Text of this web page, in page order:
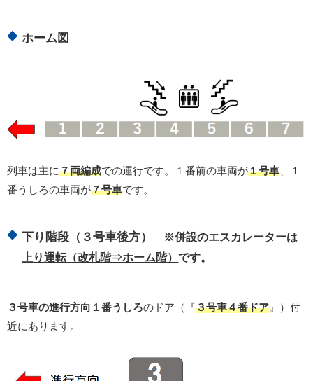
ホーム図
列車は主に７両編成での運行です。１番前の車両が１号車 、１
番うしろの車両が７号車です。
下り階段（３号車後方）
※併設のエスカレーターは
上り運転（改札階⇒ホーム階）です。
３号車の進行方向１番うしろのドア（『３号車４番ドア 』）付
近にあります。